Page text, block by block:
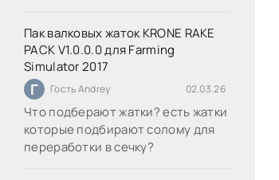
Пак валковых жаток KRONE RAKE
PACK V1.0.0.0 для Farming
Simulator 2017
Г Гость Andrey 02.03.26
Что подберают жатки? есть жатки
которые подбирают солому для
переработки в сечку?